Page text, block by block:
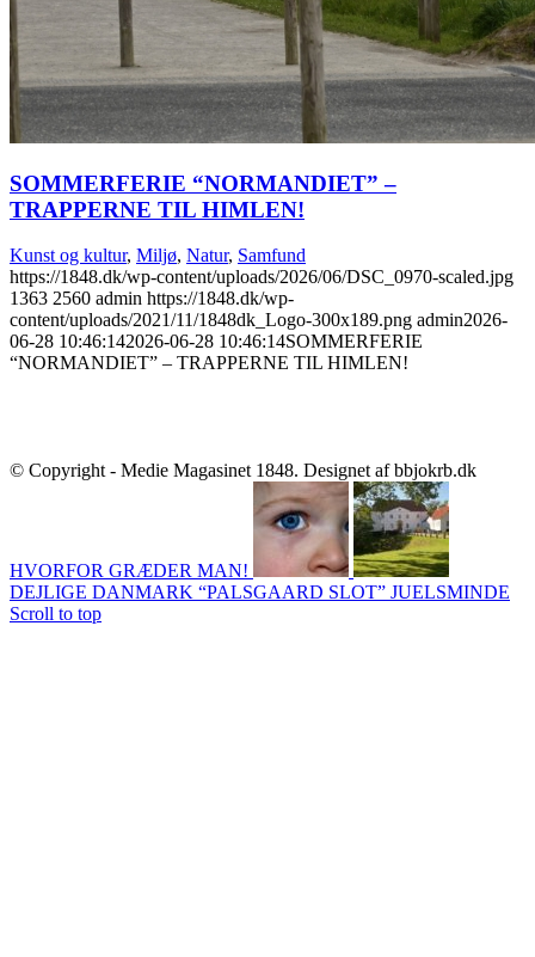
SOMMERFERIE “NORMANDIET” –
TRAPPERNE TIL HIMLEN!
Kunst og kultur, Miljø, Natur, Samfund
https://1848.dk/wp-content/uploads/2026/06/DSC_0970-scaled.jpg
1363 2560 admin https://1848.dk/wp-
content/uploads/2021/11/1848dk_Logo-300x189.png admin2026-
06-28 10:46:142026-06-28 10:46:14SOMMERFERIE
“NORMANDIET” – TRAPPERNE TIL HIMLEN!
© Copyright - Medie Magasinet 1848. Designet af bbjokrb.dk
HVORFOR GRÆDER MAN!
DEJLIGE DANMARK “PALSGAARD SLOT” JUELSMINDE
Scroll to top